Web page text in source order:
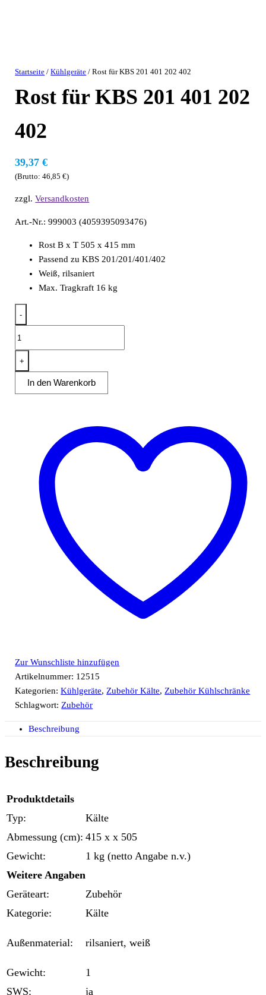
Startseite /Kühlgeräte / Rost für KBS 201 401 202 402
Rost für KBS 201 401 202
402
39,37€
(Brutto:46,85€)
zzgl.Versandkosten
Art.-Nr.: 999003 (4059395093476)
Rost B x T 505 x 415 mm
Passend zu KBS 201/201/401/402
Weiß, rilsaniert
Max. Tragkraft 16 kg
-
KBS
201
401
+
In den Warenkorb
Zur Wunschliste hinzufügen
Artikelnummer: 12515
Kategorien:Kühlgeräte, Zubehör Kälte, Zubehör Kühlschränke
Schlagwort: Zubehör
Beschreibung
Beschreibung
Produktdetails
Typ:
Kälte
Abmessung (cm): 415 x x 505
Gewicht:
1 kg (netto Angabe n.v.)
Weitere Angaben
Geräteart:
Zubehör
Kategorie:
Kälte
Außenmaterial: rilsaniert, weiß
Gewicht:
1
SWS:
ja